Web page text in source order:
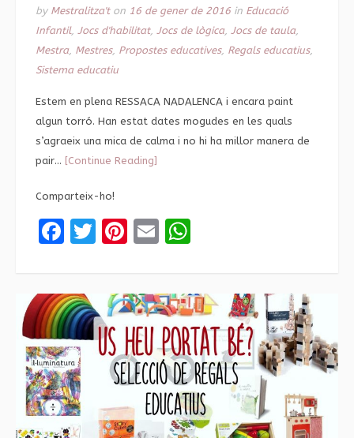
by Mestralitza'ton 16 de gener de 2016 in Educació
Infantil, Jocs d'habilitat, Jocs de lògica, Jocs de taula,
Mestra, Mestres, Propostes educatives, Regals educatius,
Sistema educatiu
Estem en plena RESSACA NADALENCA i encara paint
algun torró. Han estat dates mogudes en les quals
s’agraeix una mica de calma i no hi ha millor manera de
pair… [Continue Reading]
Comparteix-ho!
Facebook
Twitter
Pinterest
Email